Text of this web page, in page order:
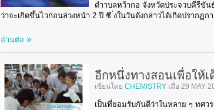
ตำาบลหว้ากอ จังหวัดประจวบคีรีขัน
ว่าจะเกิดขึ้นไวก่อนล่วงหน้า 2 ปี ซึ ่งในวันดังกล่าวได้เกิดปรากฏ
อ่านต่อ
อีกหนึ่งทางสอนเพื่อให้
เขียนโดย CHEMISTRY เมื่อ 29 MAY
เป็นที่ยอมรับกันดีว่าในหลาย ๆ ทศ